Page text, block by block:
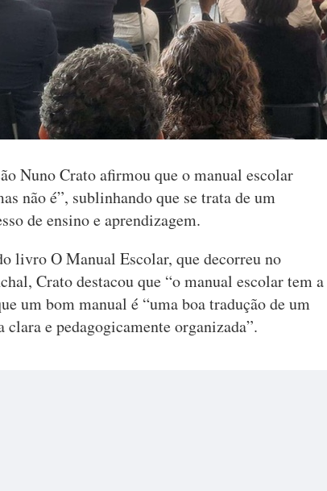
Nuno Crato afirmou que o manual escolar
não é”, sublinhando que se trata de um
de ensino e aprendizagem.
livro O Manual Escolar, que decorreu no
Crato destacou que “o manual escolar tem a
um bom manual é “uma boa tradução de um
e pedagogicamente organizada”.